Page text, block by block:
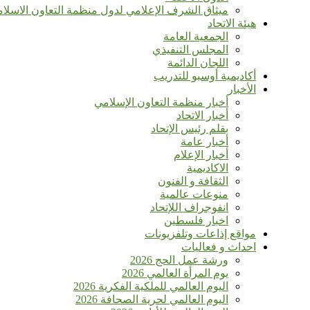
ميثاق الشرف الإعلامي لدول منظمة التعاون
هيئة الاتحاد
الجمعية العامة
المجلس التنفيذي
اللجان الدائمة
أكاديمية أوسبو للتدريب
الأخبار
أخبار منظمة التعاون الإسلامي
أخبار الاتحاد
بقلم رئيس الإتحاد
أخبار عامة
أخبار الإعلام
الاكاديمية
الثقافة و الفنون
منوعات عالمية
انفوجراف اللإتحاد
اخبار فلسطين
مواقع إذاعات وتلفزيونات
احداث و فعاليات
ورشة عمل الحج 2026
يوم المرأة العالمي 2026
اليوم العالمي للملكية الفكرية 2026
اليوم العالمي لحرية الصحافة 2026